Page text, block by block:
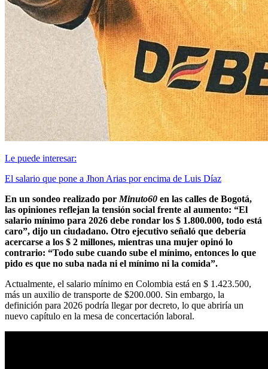
Le puede interesar:
El salario que pone a Jhon Arias por encima de Luis Díaz
En un sondeo realizado por Minuto60 en las calles de Bogotá,
las opiniones reflejan la tensión social frente al aumento: “El
salario mínimo para 2026 debe rondar los $ 1.800.000, todo está
caro”, dijo un ciudadano. Otro ejecutivo señaló que debería
acercarse a los $ 2 millones, mientras una mujer opinó lo
contrario: “Todo sube cuando sube el mínimo, entonces lo que
pido es que no suba nada ni el mínimo ni la comida”.
Actualmente, el salario mínimo en Colombia está en $ 1.423.500,
más un auxilio de transporte de $200.000. Sin embargo, la
definición para 2026 podría llegar por decreto, lo que abriría un
nuevo capítulo en la mesa de concertación laboral.